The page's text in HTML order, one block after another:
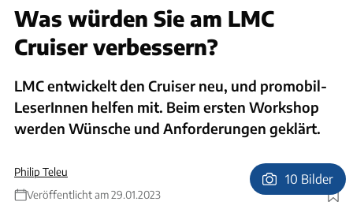
Was würden Sie am LMC
Cruiser verbessern?
LMC entwickelt den Cruiser neu, und promobil-
LeserInnen helfen mit. Beim ersten Workshop
werden Wünsche und Anforderungen geklärt.
Philip Teleu
Veröffentlicht am 29.01.2023
Foto: Philip Teleu
10 Bilder